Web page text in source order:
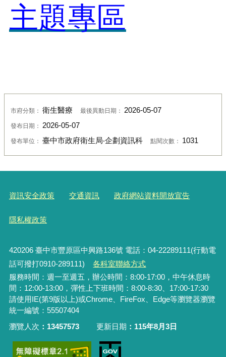
主題專區
市府分類： 衛生醫療 最後異動日期： 2026-05-07
發布日期： 2026-05-07
發布單位： 臺中市政府衛生局‧企劃資訊科 點閱次數： 1031
資訊安全政策 交通資訊 政府網站資料開放宣告
隱私權政策
420206臺中市豐原區中興路136號 電話：04-22289111(行動電
話可撥打0910-289111)
各科室聯絡方式
服務時間：週一至週五，辦公時間：8:00-17:00，中午休息時
間：12:00-13:00，彈性上下班時間：8:00-8:30、17:00-17:30
請使用IE(第9版以上)或Chrome、FireFox、Edge等瀏覽器瀏覽
統一編號：55507404
瀏覽人次
13457573 更新日期 115年8月3日